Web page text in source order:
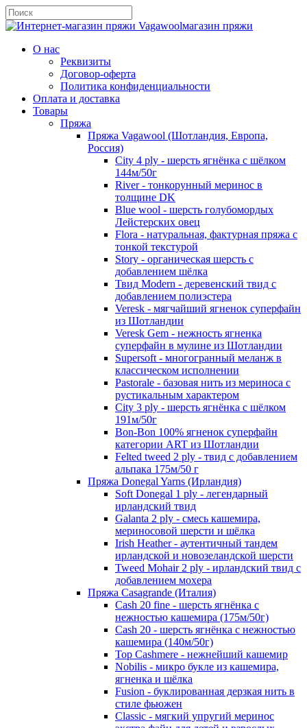
магазин пряжи
О нас
Реквизиты
Договор-оферта
Политика конфиденциальности
Оплата и доставка
Товары
Пряжа
Пряжа Vagawool (Шотландия, Европа,
Россия)
City 4 ply - шерсть ягнёнка с шёлком
144м/50г
River - тонкорунный меринос в
толщине DK
Blue wool - шерсть голубомордых
Лейстерских овец
Flora - натуральная, фактурная пряжа с
тонкой текстурой
Story - органическая шерсть с
добавлением шёлка
Твид Modern - деревенский твид с
добавлением полиэстера
Veresk - мягчайший ягненок суперфайн
из Шотландии
Veresk Gem - нежность ягненка
суперфайн в мулине из Шотландии
Supersoft - многогранный меланж в
классическом исполнении
Pastorale - базовая нить из мериноса с
рустикальным характером
City 3 ply - шерсть ягнёнка с шёлком
191м/50г
Bon-Bon 100% ягненок суперфайн
категории ART из Шотландии
Felted tweed 2 ply - твид с добавлением
альпака 175м/50 г
Пряжа Donegal Yarns (Ирландия)
Soft Donegal 1 ply - легендарный
ирландский твид
Galanta 2 ply - смесь кашемира,
мериносовой шерсти и шёлка
Irish Heather - аутентичный тандем
ирландской и новозеландской шерсти
Tweed Mohair 2 ply - ирландский твид с
добавлением мохера
Пряжа Casagrande (Италия)
Cash 20 fine - шерсть ягнёнка с
нежностью кашемира (175м/50г)
Cash 20 - шерсть ягнёнка с нежностью
кашемира (140м/50г)
Top Cashmere - нежнейший кашемир
Nobilis - микро букле из кашемира,
ягненка и шёлка
Fusion - буклированная дерзкая нить в
стиле фьюжен
Classic - мягкий упругий меринос